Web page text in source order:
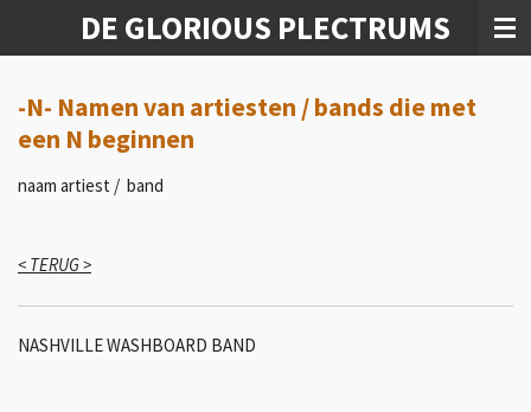
de
hoofdinhoud
DE GLORIOUS PLECTRUMS
-N- Namen van artiesten / bands die met
een N beginnen
naam artiest / band
< TERUG >
NASHVILLE WASHBOARD BAND